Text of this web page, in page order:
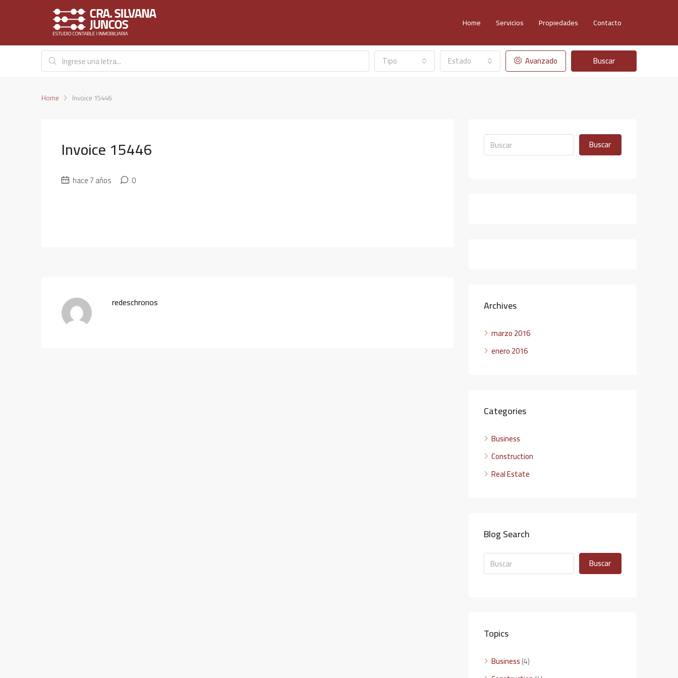
Home Servicios Propiedades Contacto
Tipo Estado Avanzado Buscar
Home Invoice 15446
Invoice 15446
hace 7 años 0
redeschronos
Buscar
Archives
marzo 2016
enero 2016
Categories
Business
Construction
Real Estate
Blog Search
Buscar
Topics
Business(4)